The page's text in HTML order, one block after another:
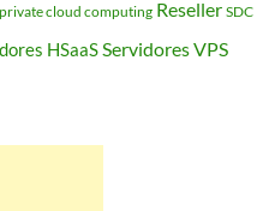
private cloud computing Reseller SDC
HSaaSServidores VPS